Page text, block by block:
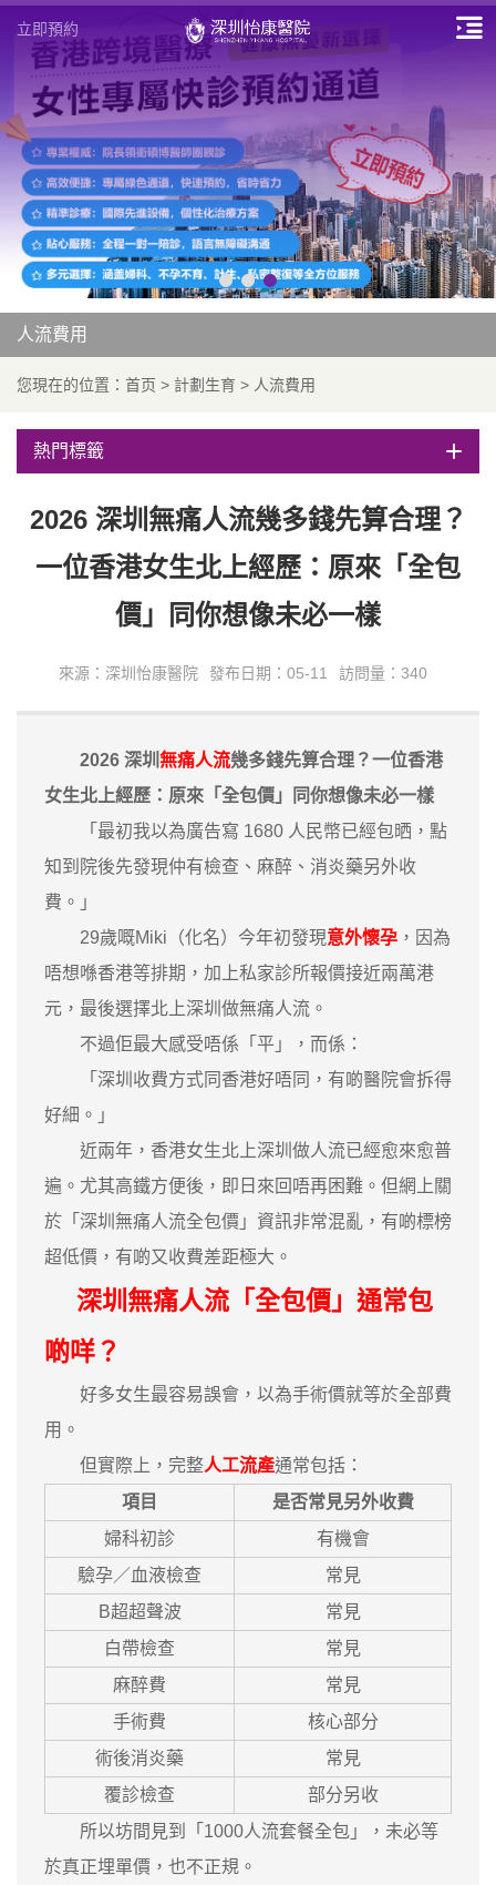
立即預約
人流費用
您現在的位置： 首页 > 計劃生育 > 人流費用
熱門標籤
2026 深圳無痛人流幾多錢先算合理？
一位香港女生北上經歷：原來「全包
價」同你想像未必一樣
來源：深圳怡康醫院 發布日期：05-11 訪問量：340
2026 深圳 無痛人流幾多錢先算合理？一位香港
女生北上經歷：原來「全包價」同你想像未必一樣
「最初我以為廣告寫 1680 人民幣已經包晒，點
知到院後先發現仲有檢查、麻醉、消炎藥另外收
費。」
29歲嘅Miki（化名）今年初發現意外懷孕 ，因為
唔想喺香港等排期，加上私家診所報價接近兩萬港
元，最後選擇北上深圳做無痛人流。
不過佢最大感受唔係「平」，而係：
「深圳收費方式同香港好唔同，有啲醫院會拆得
好細。」
近兩年，香港女生北上深圳做人流已經愈來愈普
遍。尤其高鐵方便後，即日來回唔再困難。但網上關
於「深圳無痛人流全包價」資訊非常混亂，有啲標榜
超低價，有啲又收費差距極大。
深圳無痛人流「全包價」通常包
啲咩？
好多女生最容易誤會，以為手術價就等於全部費
用。
但實際上，完整人工流產通常包括：
項目
是否常見另外收費
婦科初診
有機會
驗孕／血液檢查
常見
B超超聲波
常見
白帶檢查
常見
麻醉費
常見
手術費
核心部分
術後消炎藥
常見
覆診檢查
部分另收
所以坊間見到「1000人流套餐全包」，未必等
於真正埋單價，也不正規。